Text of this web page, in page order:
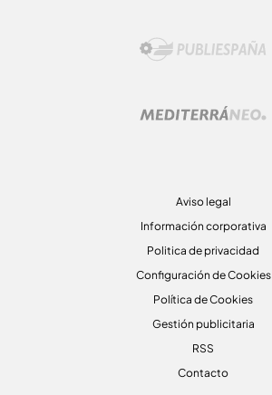
Aviso legal
Información corporativa
Politica de privacidad
Configuración de Cookies
Política de Cookies
Gestión publicitaria
RSS
Contacto